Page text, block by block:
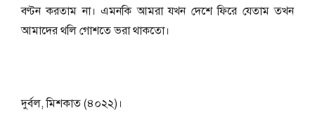
বণ্টন করতাম না। এমনকি আমরা যখন দেশে ফিরে যেতাম তখন
আমাদের থলি গোশতে ভরা থাকতো।
দুর্বল, মিশকাত (৪০২২)।